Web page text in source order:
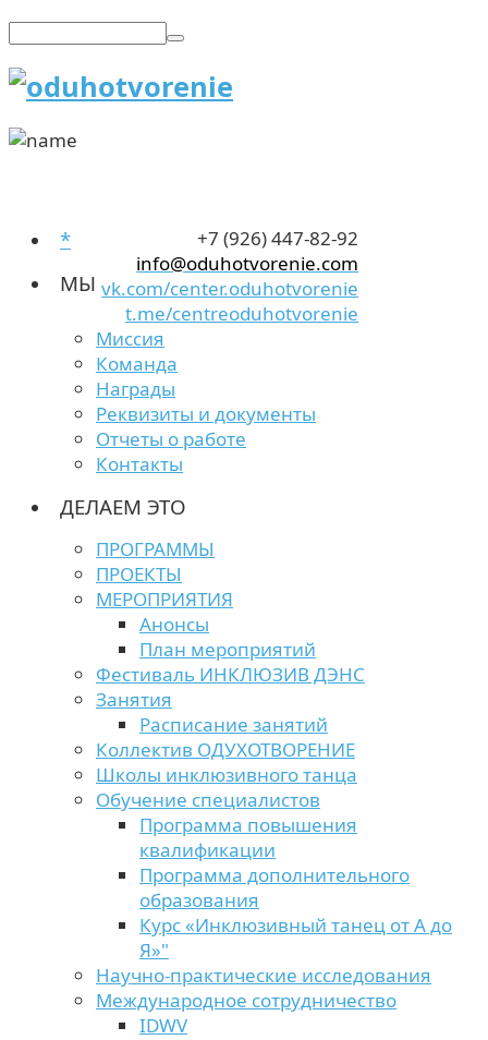
+7 (926) 447-82-92
info@oduhotvorenie.com
vk.com/center.oduhotvorenie
t.me/centreoduhotvorenie
*
МЫ
Миссия
Команда
Награды
Реквизиты и документы
Отчеты о работе
Контакты
ДЕЛАЕМ ЭТО
ПРОГРАММЫ
ПРОЕКТЫ
МЕРОПРИЯТИЯ
Анонсы
План мероприятий
Фестиваль ИНКЛЮЗИВ ДЭНС
Занятия
Расписание занятий
Коллектив ОДУХОТВОРЕНИЕ
Школы инклюзивного танца
Обучение специалистов
Программа повышения
квалификации
Программа дополнительного
образования
Курс «Инклюзивный танец от А до
Я»"
Научно-практические исследования
Международное сотрудничество
IDWV